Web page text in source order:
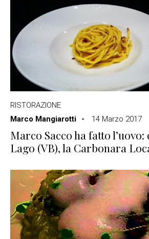
RISTORAZIONE
Marco Mangiarotti
14 Marzo 2017
Marco Sacco ha fatto
Lago (VB), la Carbonara